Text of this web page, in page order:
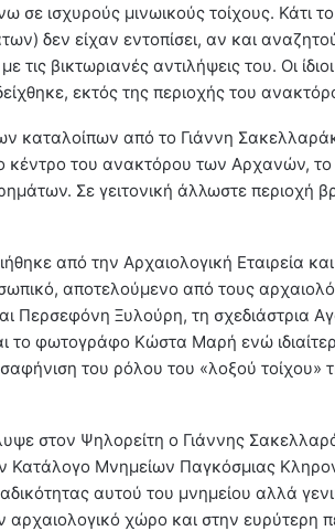
ισχυρούς μινωικούς τοίχους. Κάτι
δεν είχαν εντοπίσει, αν και
βικτωριανές αντιλήψεις του. Οι
εκτός της περιοχής του
από το Γιάννη
κέντρο του ανακτόρου των Αρχανών,
Σε γειτονική άλλωστε περιοχή
από την Αρχαιολογική Εταιρεία
αποτελούμενο από τους
Περσεφόνη Ξυλούρη, τη σχεδιάστρια
το φωτογράφο Κώστα Μαρή ενώ
του ρόλου του «λοξού τοίχου»
στον Ψηλορείτη ο Γιάννης
Μνημείων Παγκόσμιας
αυτού του μνημείου αλλά
αρχαιολογικό χώρο και στην ευρύτερη